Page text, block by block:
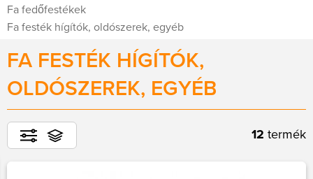
Fa fedőfestékek
Fa festék hígítók, oldószerek, egyéb
FA FESTÉK HÍGÍTÓK,
OLDÓSZEREK, EGYÉB
12 termék